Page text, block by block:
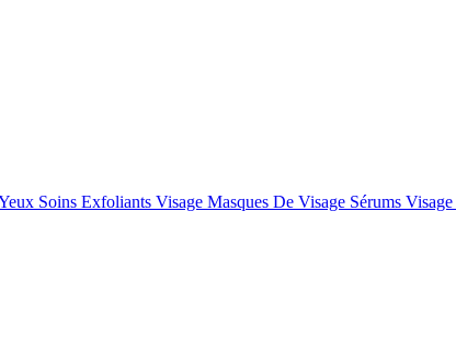
Soins Exfoliants Visage Masques De Visage Sérums Visage